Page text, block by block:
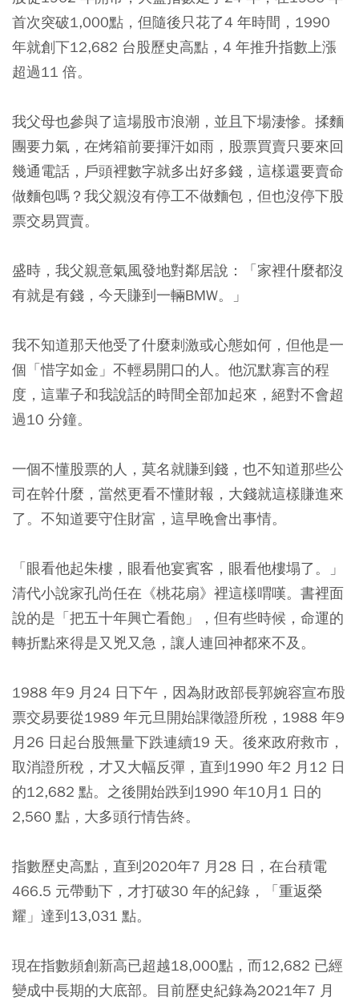
首次突破1,000點，但隨後只花了4 年時間，1990
年就創下12,682 台股歷史高點，4 年推升指數上漲
超過11 倍。
我父母也參與了這場股市浪潮，並且下場淒慘。揉麵
團要力氣，在烤箱前要揮汗如雨，股票買賣只要來回
幾通電話，戶頭裡數字就多出好多錢，這樣還要賣命
做麵包嗎？我父親沒有停工不做麵包，但也沒停下股
票交易買賣。
盛時，我父親意氣風發地對鄰居說：「家裡什麼都沒
有就是有錢，今天賺到一輛BMW。」
我不知道那天他受了什麼刺激或心態如何，但他是一
個「惜字如金」不輕易開口的人。他沉默寡言的程
度，這輩子和我說話的時間全部加起來，絕對不會超
過10 分鐘。
一個不懂股票的人，莫名就賺到錢，也不知道那些公
司在幹什麼，當然更看不懂財報，大錢就這樣賺進來
了。不知道要守住財富，這早晚會出事情。
「眼看他起朱樓，眼看他宴賓客，眼看他樓塌了。」
清代小說家孔尚任在《桃花扇》裡這樣喟嘆。書裡面
說的是「把五十年興亡看飽」，但有些時候，命運的
轉折點來得是又兇又急，讓人連回神都來不及。
1988 年9 月24 日下午，因為財政部長郭婉容宣布股
票交易要從1989 年元旦開始課徵證所稅，1988 年9
月26 日起台股無量下跌連續19 天。後來政府救市，
取消證所稅，才又大幅反彈，直到1990 年2 月12 日
的12,682 點。之後開始跌到1990 年10月1 日的
2,560 點，大多頭行情告終。
指數歷史高點，直到2020年7 月28 日，在台積電
466.5 元帶動下，才打破30 年的紀錄，「重返榮
耀」達到13,031 點。
現在指數頻創新高已超越18,000點，而12,682 已經
變成中長期的大底部。目前歷史紀錄為2021年7 月